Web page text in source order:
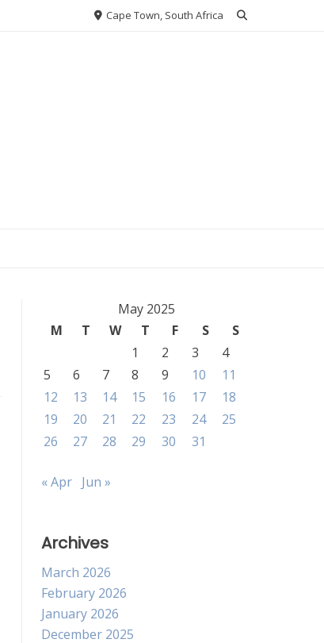
Cape Town, South Africa
May 2025
M
T W T F S
S
1
2 3
4
5
6 7 8 9 10
11
12
13 14 15 16 17
18
19
20 21 22 23 24
25
26
27 28 29 30 31
« Apr Jun »
Archives
March 2026
February 2026
January 2026
December 2025